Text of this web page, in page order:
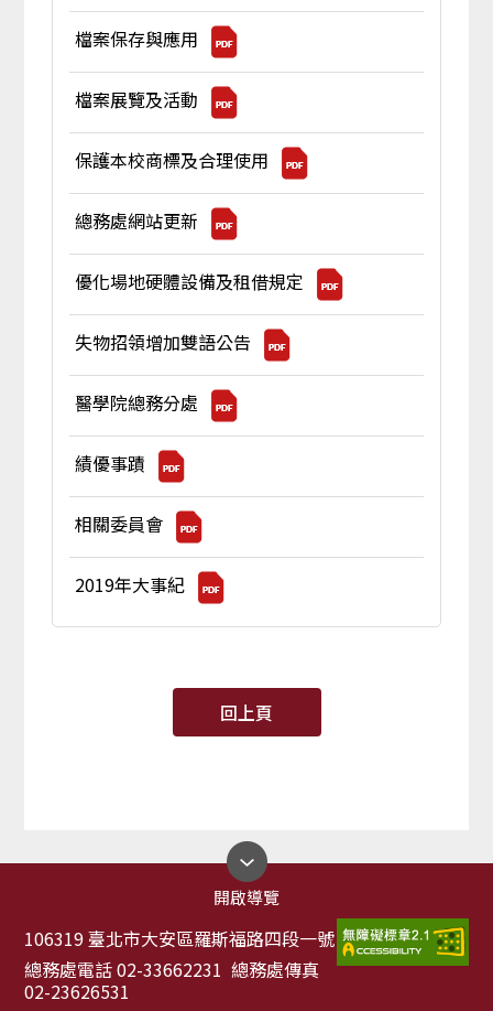
檔案保存與應用
檔案展覽及活動
保護本校商標及合理使用
總務處網站更新
優化場地硬體設備及租借規定
失物招領增加雙語公告
醫學院總務分處
績優事蹟
相關委員會
2019年大事紀
回上頁
開啟導覽
106319 臺北市大安區羅斯福路四段一號
總務處電話 02-33662231 總務處傳真
02-23626531